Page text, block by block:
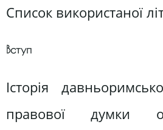
Список використаної
Вступ
Історія
правової думки